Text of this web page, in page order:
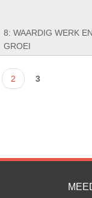
8: WAARDIG WERK
GROEI
2 3